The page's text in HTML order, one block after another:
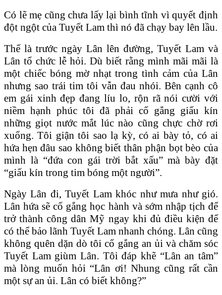
Có lẽ mẹ cũng chưa lấy lại bình tĩnh vì quyết định
đột ngột của Tuyết Lam thì nó đã chạy bay lên lầu.
Thế là trước ngày Lân lên đường, Tuyết Lam và
Lân tổ chức lễ hỏi. Dù biết rằng mình mãi mãi là
một chiếc bóng mờ nhạt trong tình cảm của Lân
nhưng sao trái tim tôi vẫn đau nhói. Bên cạnh cô
em gái xinh đẹp đang líu lo, rộn rã nói cười với
niềm hạnh phúc tôi đã phải cố gắng giấu kín
những giọt nước mắt lúc nào cũng chực chờ rơi
xuống. Tôi giận tôi sao lạ kỳ, có ai bày tỏ, có ai
hứa hẹn đâu sao không biết thân phận bọt bèo của
mình là “đứa con gái trời bắt xấu” mà bày đặt
“giấu kín trong tim bóng một người”.
Ngày Lân đi, Tuyết Lam khóc như mưa như gió.
Lân hứa sẽ cố gắng học hành và sớm nhập tịch để
trở thành công dân Mỹ ngay khi đủ điều kiện để
có thể bảo lãnh Tuyết Lam nhanh chóng. Lân cũng
không quên dặn dò tôi cố gắng an ủi và chăm sóc
Tuyết Lam giùm Lân. Tôi đáp khẽ “Lân an tâm”
mà lòng muốn hỏi “Lân ơi! Nhung cũng rất cần
một sự an ủi. Lân có biết không?”